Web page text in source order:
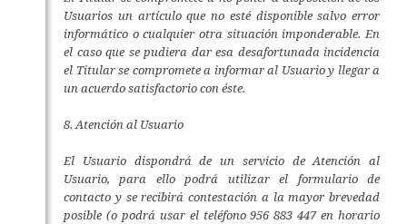
Usuarios un artículo que no esté disponible salvo error
informático o cualquier otra situación imponderable. En
el caso que se pudiera dar esa desafortunada incidencia
el Titular se compromete a informar al Usuario y llegar a
un acuerdo satisfactorio con éste.
8. Atención al Usuario
El Usuario dispondrá de un servicio de Atención al
Usuario, para ello podrá utilizar el formulario de
contacto y se recibirá contestación a la mayor brevedad
posible (o podrá usar el teléfono 956 883 447 en horario